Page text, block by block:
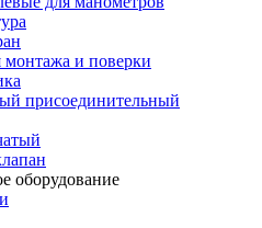
монтажа и поверки
присоединительный
оборудование